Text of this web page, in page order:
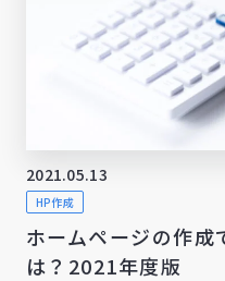
2021.05.13
HP作成
ホームページの作成
は？2021年度版